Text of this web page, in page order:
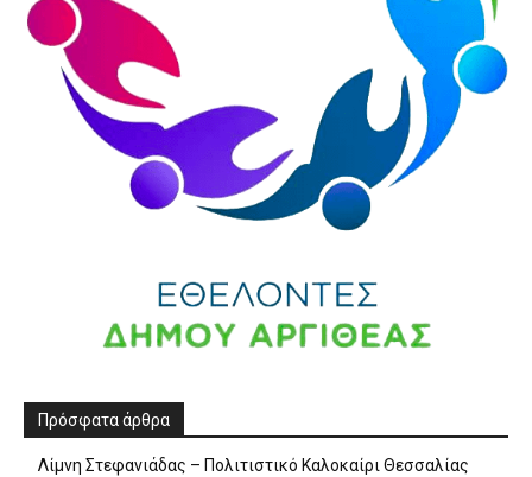
Πρόσφατα άρθρα
Λίμνη Στεφανιάδας – Πολιτιστικό Καλοκαίρι Θεσσαλίας